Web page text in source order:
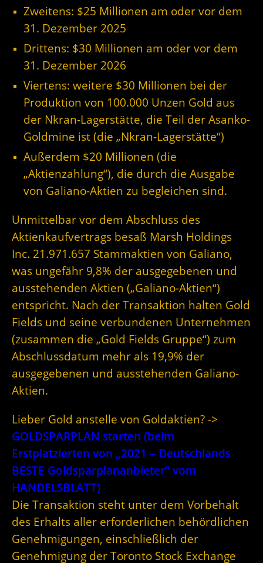
Zweitens: $25 Millionen am oder vor dem
31. Dezember 2025
Drittens: $30 Millionen am oder vor dem
31. Dezember 2026
Viertens: weitere $30 Millionen bei der
Produktion von 100.000 Unzen Gold aus
der Nkran-Lagerstätte, die Teil der Asanko-
Goldmine ist (die „Nkran-Lagerstätte“)
Außerdem $20 Millionen (die
„Aktienzahlung“), die durch die Ausgabe
von Galiano-Aktien zu begleichen sind.
Unmittelbar vor dem Abschluss des
Aktienkaufvertrags besaß Marsh Holdings
Inc. 21.971.657 Stammaktien von Galiano,
was ungefähr 9,8% der ausgegebenen und
ausstehenden Aktien („Galiano-Aktien“)
entspricht. Nach der Transaktion halten Gold
Fields und seine verbundenen Unternehmen
(zusammen die „Gold Fields Gruppe“) zum
Abschlussdatum mehr als 19,9% der
ausgegebenen und ausstehenden Galiano-
Aktien.
Lieber Gold anstelle von Goldaktien? ->
GOLDSPARPLAN starten (beim
Erstplatzierten von „2021 – Deutschlands
BESTE Goldsparplananbieter“ vom
HANDELSBLATT)
Die Transaktion steht unter dem Vorbehalt
des Erhalts aller erforderlichen behördlichen
Genehmigungen, einschließlich der
Genehmigung der Toronto Stock Exchange